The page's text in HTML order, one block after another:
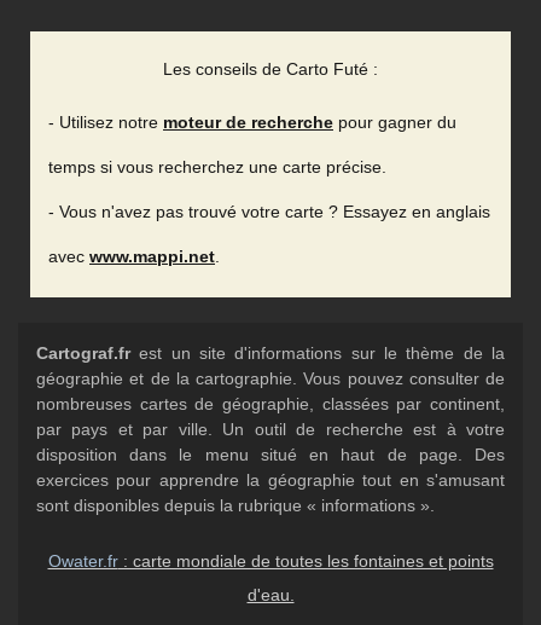
Les conseils de Carto Futé :
- Utilisez notre moteur de recherche pour gagner du
temps si vous recherchez une carte précise.
- Vous n'avez pas trouvé votre carte ? Essayez en anglais
avec www.mappi.net
Cartograf.frest un site d'informations sur le thème de la
géographie et de la cartographie. Vous pouvez consulter de
nombreuses cartes de géographie, classées par continent,
par pays et par ville. Un outil de recherche est à votre
disposition dans le menu situé en haut de page. Des
exercices pour apprendre la géographie tout en s'amusant
sont disponibles depuis la rubrique « informations ».
Owater.fr: carte mondiale de toutes les fontaines et points
d'eau.